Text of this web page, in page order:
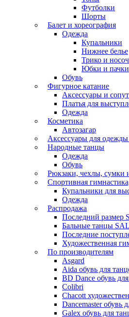
Футболки
Шорты
Балет и хореография
Одежда
Купальники
Нижнее белье
Трико и
Юбки и пачки
Обувь
Фигурное катание
Аксессуары и
Платья для
Одежда
Косметика
Автозагар
Аксессуары для
Народные танцы
Одежда
Обувь
Рюкзаки, чехлы, сумки
Спортивная
Купальники для
Одежда
Распродажа
Последний размер
Бальные танцы
Последние
Художественная
По производителям
Asgard
Аida обувь для
BD Dance обувь
Colibri
Chacott
Dancemaster обувь
Galex обувь для